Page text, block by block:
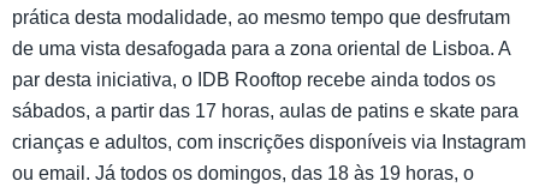
prática desta modalidade, ao mesmo tempo que desfrutam
de uma vista desafogada para a zona oriental de Lisboa. A
par desta iniciativa, o IDB Rooftop recebe ainda todos os
sábados, a partir das 17 horas, aulas de patins e skate para
crianças e adultos, com inscrições disponíveis via Instagram
ou email. Já todos os domingos, das 18 às 19 horas, o